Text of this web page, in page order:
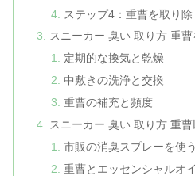
ステップ4：重曹を取り除
スニーカー 臭い 取り方 重
定期的な換気と乾燥
中敷きの洗浄と交換
重曹の補充と頻度
スニーカー 臭い 取り方 重
市販の消臭スプレーを使う
重曹とエッセンシャルオ